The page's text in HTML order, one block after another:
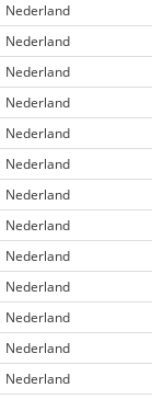
Nederland
Nederland
Nederland
Nederland
Nederland
Nederland
Nederland
Nederland
Nederland
Nederland
Nederland
Nederland
Nederland